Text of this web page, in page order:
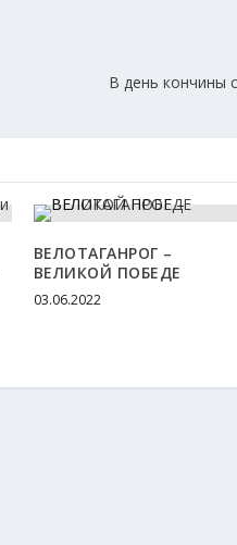
В день кончины
ВЕЛОТАГАНРОГ –
ВЕЛИКОЙ ПОБЕДЕ
03.06.2022